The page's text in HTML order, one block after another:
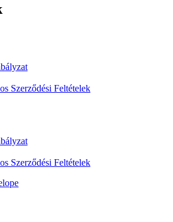
Szerződési Feltételek
Szerződési Feltételek